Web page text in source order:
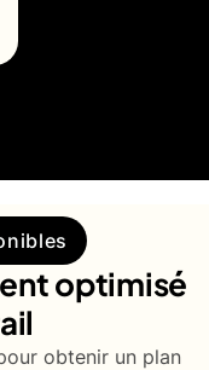
optimisé
obtenir un plan